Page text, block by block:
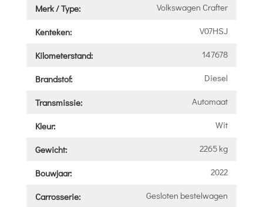
Merk / Type: Volkswagen Crafter
Kenteken: V07HSJ
Kilometerstand: 147678
Brandstof: Diesel
Transmissie: Automaat
Kleur: Wit
Gewicht: 2265 kg
Bouwjaar: 2022
Carrosserie: Gesloten bestelwagen